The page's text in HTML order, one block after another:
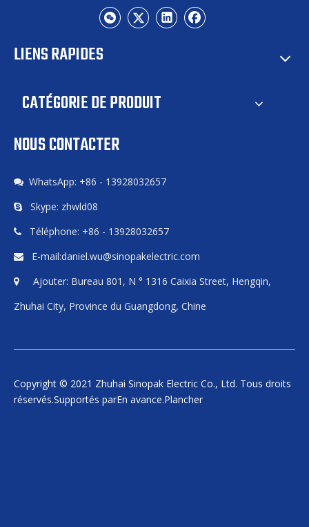
2 3 4 ... 8
En tout Page 8 Page
LIENS RAPIDES
CATÉGORIE DE PRODUIT
NOUS CONTACTER
 WhatsApp: +86 - 13928032657
 Skype: zhwld08
 Téléphone: +86 - 13928032657
 E-mail:daniel.wu@sinopakelectric.com
 Ajouter: Bureau 801, N ° 1316 Caixia Street, Hengqin,
Zhuhai City, Province du Guangdong, Chine
Copyright © 2021 Zhuhai Sinopak Electric Co., Ltd. Tous droits
réservés.Supportés parEn avance.Plancher